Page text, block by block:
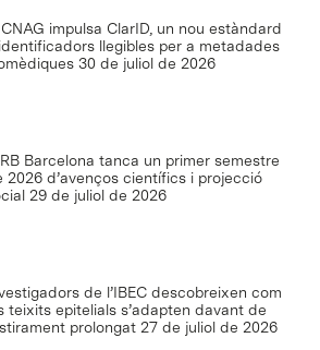
CNAG impulsa ClarID, un nou estàndard
llegibles per a metadades
30 de juliol de 2026
Barcelona tanca un primer semestre
2026 d’avenços científics i projecció
29 de juliol de 2026
de l’IBEC descobreixen com
teixits epitelials s’adapten davant de
prolongat 27 de juliol de 2026